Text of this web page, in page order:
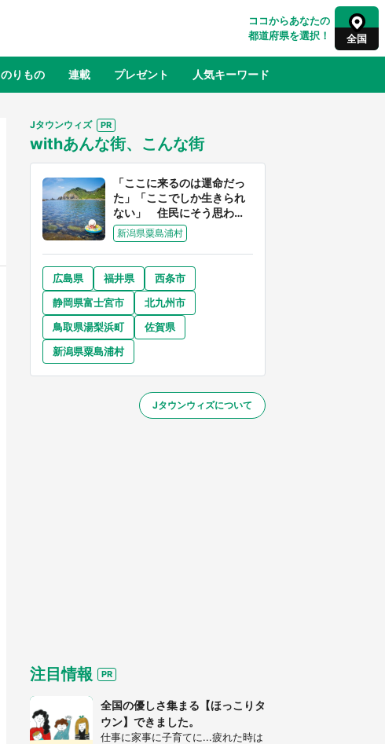
ココからあなたの
都道府県を選択！
全国
山形 福島
千葉 東京 神奈川
奈良 和歌山
山口
大分 宮崎
のりもの 連載 プレゼント 人気キーワード
ふるさと納税
『小林さんちのメイドラゴン』と舞台
のモデル・越谷がコラボ 田んぼアー
トの見頃にあわせて企画続々【7／31
～】
Jタウンウィズ
withあんな街、こんな街
「ここに来るのは運命だっ
た」「ここでしか生きられ
ない」 住民にそう思わせ
る離島「粟島」の魅力【移
住婚受付中】
新潟県粟島浦村
広島県 福井県
西条市
静岡県富士宮市
北九州市
鳥取県湯梨浜町
佐賀県
新潟県粟島浦村
Jタウンウィズについて
注目情報
全国の優しさ集まる【ほっこりタ
ウン】できました。
仕事に家事に子育てに...疲れた時は